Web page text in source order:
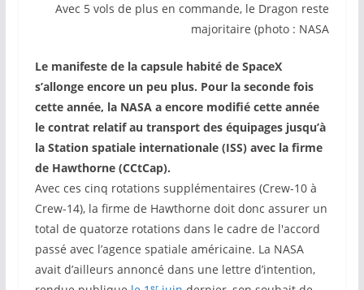
Avec 5 vols de plus en commande, le Dragon reste
majoritaire (photo : NASA
Le manifeste de la capsule habité de SpaceX
s’allonge encore un peu plus. Pour la seconde fois
cette année, la NASA a encore modifié cette année
le contrat relatif au transport des équipages jusqu’à
la Station spatiale internationale (ISS) avec la firme
de Hawthorne (CCtCap).
Avec ces cinq rotations supplémentaires (Crew-10 à
Crew-14), la firme de Hawthorne doit donc assurer un
total de quatorze rotations dans le cadre de l'accord
passé avec l’agence spatiale américaine. La NASA
avait d’ailleurs annoncé dans une lettre d’intention,
er